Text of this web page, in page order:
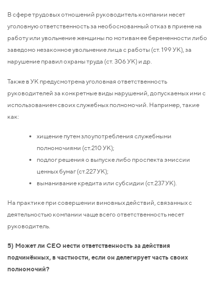
В сфере трудовых отношений руководитель компании несет
уголовную ответственность за необоснованный отказ в приеме на
работу или увольнение женщины по мотивам ее беременности либо
заведомо незаконное увольнение лица с работы (ст. 199 УК), за
нарушение правил охраны труда (ст. 306 УК) и др.
Также в УК предусмотрена уголовная ответственность
руководителей за конкретные виды нарушений, допускаемых ими с
использованием своих служебных полномочий. Например, такие
как:
хищение путем злоупотребления служебными
полномочиями (ст.210 УК);
подлог решения о выпуске либо проспекта эмиссии
ценных бумаг (ст.227 УК);
выманивание кредита или субсидии (ст.237 УК).
На практике при совершении виновных действий, связанных с
деятельностью компании чаще всего ответственность несет
руководитель.
5) Может ли CEO нести ответственность за действия
подчинённых, в частности, если он делегирует часть своих
полномочий?